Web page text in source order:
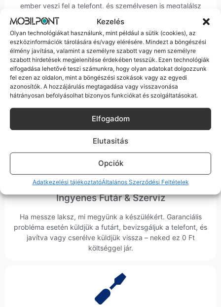
Kezelés
Olyan technológiákat használunk, mint például a sütik (cookies), az
eszközinformációk tárolására és/vagy elérésére. Mindezt a böngészési
élmény javítása, valamint a személyre szabott vagy nem személyre
szabott hirdetések megjelenítése érdekében tesszük. Ezen technológiák
elfogadása lehetővé teszi számunkra, hogy olyan adatokat dolgozzunk
fel ezen az oldalon, mint a böngészési szokások vagy az egyedi
azonosítók. A hozzájárulás megtagadása vagy visszavonása
hátrányosan befolyásolhat bizonyos funkciókat és szolgáltatásokat.
Elfogadom
Elutasitás
Opciók
Adatkezelési tájékoztatóÁltalános Szerződési Feltételek
ember veszi fel a telefont, és személyesen is megtalálsz
Korrekt Ügyintézés
Hibázni emberi dolog, de a felelősségvállalás nálunk alap.
hanem megoldást. Szakértő kollégáink azonnal kézbe
veszik az ügyedet.
Ingyenes Futár & Szerviz
Ha messze laksz, mi megyünk a készülékért. Garanciális
probléma esetén küldjük a futárt, bevizsgáljuk a telefont, és
javítva vagy cserélve küldjük vissza – neked ez 0 Ft
költséggel jár.